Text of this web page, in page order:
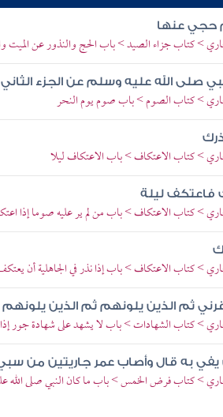
حجي عنها
> كتاب جزاء الصيد > باب الحج والنذور عن الميت
صلى الله عليه وسلم عن الجزء
> كتاب الصوم > باب صوم يوم النحر
> كتاب الاعتكاف > باب الاعتكاف ليلا
فاعتكف ليلة
> كتاب الاعتكاف > باب من لم ير عليه صوما إذا
> كتاب الاعتكاف > باب إذا نذر في الجاهلية أن
ثم الذين يلونهم ثم الذين يلونهم
> كتاب الشهادات > باب لا يشهد على شهادة جور
يفي به قال وأصاب عمر جاريتين من
> كتاب فرض الخمس > باب ما كان النبي صلى الله